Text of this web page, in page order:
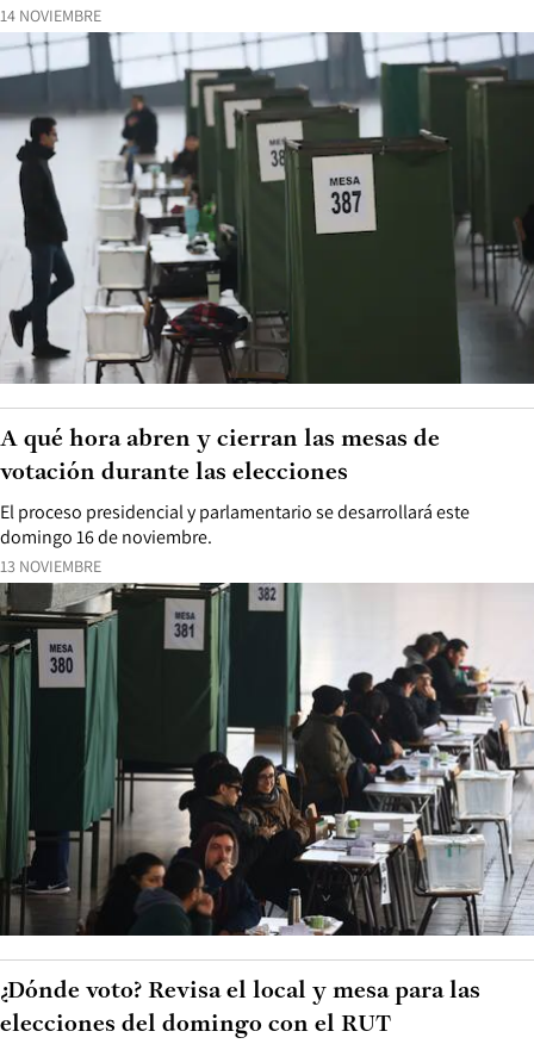
14 NOVIEMBRE
13 NOVIEMBRE
El proceso presidencial y parlamentario se desarrollará este
domingo 16 de noviembre.
A qué hora abren y cierran las mesas de
votación durante las elecciones
¿Dónde voto? Revisa el local y mesa para las
elecciones del domingo con el RUT